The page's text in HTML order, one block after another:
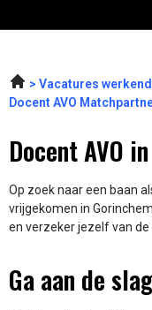
Vacatures
Docent AVO
Docent AVO
Op zoek naar een baan
vrijgekomen in
en verzeker jezelf van de
Ga aan de